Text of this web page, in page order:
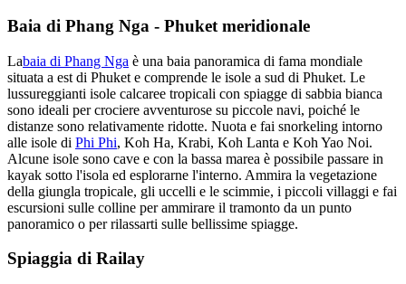
Baia di Phang Nga - Phuket meridionale
Labaia di Phang Nga è una baia panoramica di fama mondiale
situata a est di Phuket e comprende le isole a sud di Phuket. Le
lussureggianti isole calcaree tropicali con spiagge di sabbia bianca
sono ideali per crociere avventurose su piccole navi, poiché le
distanze sono relativamente ridotte. Nuota e fai snorkeling intorno
alle isole di Phi Phi, Koh Ha, Krabi, Koh Lanta e Koh Yao Noi.
Alcune isole sono cave e con la bassa marea è possibile passare in
kayak sotto l'isola ed esplorarne l'interno. Ammira la vegetazione
della giungla tropicale, gli uccelli e le scimmie, i piccoli villaggi e fai
escursioni sulle colline per ammirare il tramonto da un punto
panoramico o per rilassarti sulle bellissime spiagge.
Spiaggia di Railay